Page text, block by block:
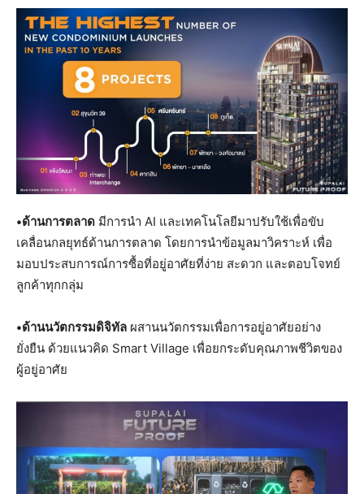
•ด้านการตลาด มีการนำ AI และเทคโนโลยีมาปรับใช้เพื่อขับ
เคลื่อนกลยุทธ์ด้านการตลาด โดยการนำข้อมูลมาวิคราะห์ เพื่อ
มอบประสบการณ์การซื้อที่อยู่อาศัยที่ง่าย สะดวก และตอบโจทย์
ลูกค้าทุกกลุ่ม
•ด้านนวัตกรรมดิจิทัล ผสานนวัตกรรมเพื่อการอยู่อาศัยอย่าง
ยั่งยืน ด้วยแนวคิด Smart Village เพื่อยกระดับคุณภาพชีวิตของ
ผู้อยู่อาศัย